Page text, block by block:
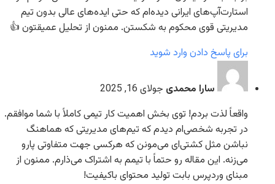
استارت‌آپ‌های ایرانی دیده‌ام که حتی ایده‌های عالی بدون تیم
مدیریتی قوی محکوم به شکستن. ممنون از تحلیل عمیقتون 👍
برای پاسخ دادن وارد شوید
سارا محمدی جولای 16, 2025
واقعاً لذت بردم! توی بخش اهمیت کار تیمی کاملاً با شما موافقم.
در تجربه شخصی‌ام دیدم که تیم‌های مدیریتی که هماهنگ
نباشن مثل کشتی‌ای می‌مونن که هرکسی جهت متفاوتی پارو
می‌زنه. این مقاله رو حتماً با تیمم به اشتراک می‌ذارم. ممنون از
مبنای وردپرس بابت تولید محتوای باکیفیت!